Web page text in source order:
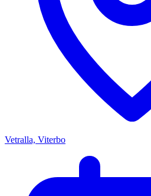
Vetralla, Viterbo